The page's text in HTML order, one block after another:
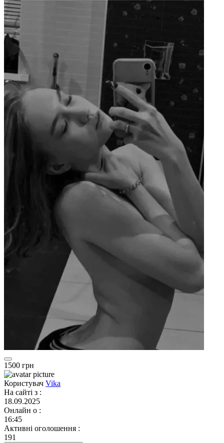
1500 грн
Користувач Vika
На сайті з :
18.09.2025
Онлайн о :
16:45
Активні оголошення :
191